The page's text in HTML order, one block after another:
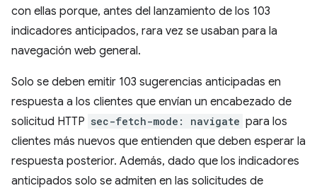
con ellas porque, antes del lanzamiento de los 103
indicadores anticipados, rara vez se usaban para la
navegación web general.
Solo se deben emitir 103 sugerencias anticipadas en
respuesta a los clientes que envían un encabezado de
solicitud HTTP sec-fetch-mode: navigate para los
clientes más nuevos que entienden que deben esperar la
respuesta posterior. Además, dado que los indicadores
anticipados solo se admiten en las solicitudes de